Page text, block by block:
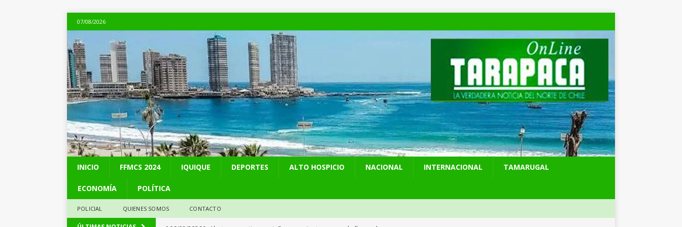
07/08/2026
INICIO FFMCS 2024 IQUIQUE DEPORTES ALTO HOSPICIO NACIONAL INTERNACIONAL TAMARUGAL
ECONOMÍA POLÍTICA
POLICIAL QUIENES SOMOS CONTACTO